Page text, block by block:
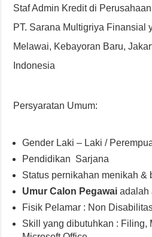
Staf Admin Kredit di
PT. Sarana Multigriya Finansial
Melawai, Kebayoran Baru,
Indonesia
Persyaratan Umum:
Gender Laki – Laki /
Pendidikan Sarjana
Status pernikahan menikah &
Umur Calon Pegawaiadalah
Fisik Pelamar : Non
Skill yang dibutuhkan : Filing,